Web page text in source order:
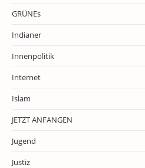
GRÜNEs
Indianer
Innenpolitik
Internet
Islam
JETZT ANFANGEN
Jugend
Justiz